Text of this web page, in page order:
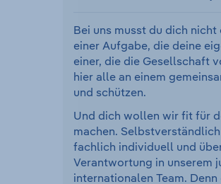
Bei uns musst du dich
einer Aufgabe, die deine
einer, die die Gesellschaft
hier alle an einem
und schützen.
Und dich wollen wir fit für
machen.
fachlich individuell und
Verantwortung in unserem
internationalen Team.